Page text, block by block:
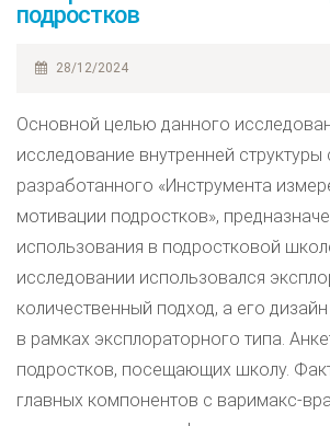
подростков
28/12/2024
Основной целью данного
исследование внутренней структуры
разработанного «Инструмента
мотивации подростков»,
использования в подростковой
исследовании использовался
количественный подход, а его
в рамках эксплораторного типа.
подростков, посещающих школу.
главных компонентов с варимакс-